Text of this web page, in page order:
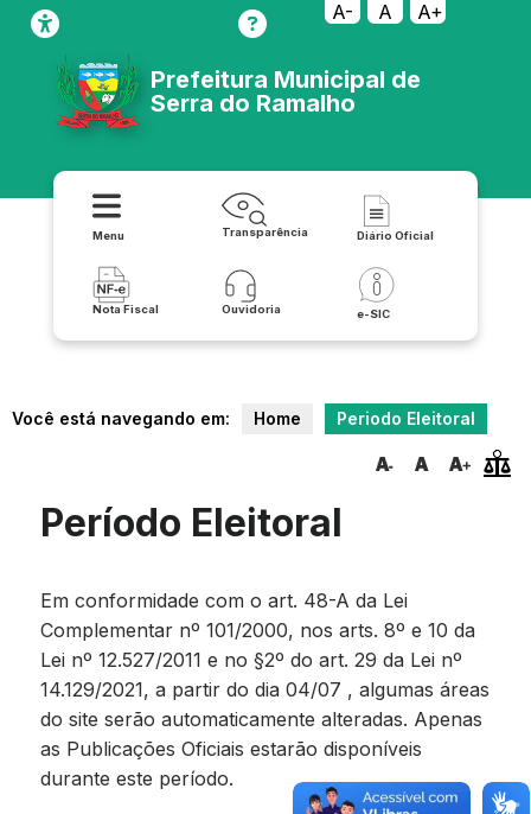
A- A A+
Prefeitura Municipal de
Serra do Ramalho
Menu Transparência Diário Oficial
Nota Fiscal Ouvidoria e-SIC
Você está navegando em: Home Periodo Eleitoral
Período Eleitoral
Em conformidade com o art. 48-A da Lei
Complementar nº 101/2000, nos arts. 8º e 10 da
Lei nº 12.527/2011 e no §2º do art. 29 da Lei nº
14.129/2021, a partir do dia 04/07 , algumas áreas
do site serão automaticamente alteradas. Apenas
as Publicações Oficiais estarão disponíveis
durante este período.